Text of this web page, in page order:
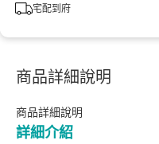
宅配到府
商品詳細說明
商品詳細說明
詳細介紹